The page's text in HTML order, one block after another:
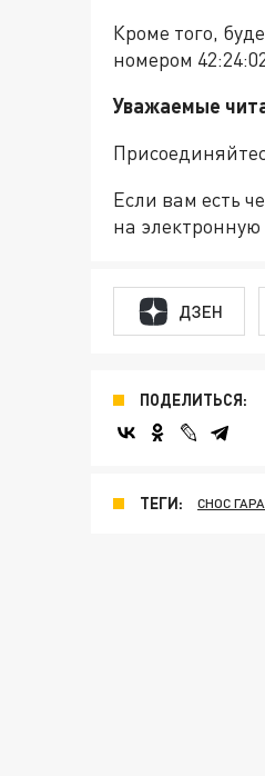
Кроме того,
номером
Уважаемые
Если вам есть
на электронную
ДЗЕН
ПОДЕЛИТЬСЯ:
ТЕГИ: СНОС